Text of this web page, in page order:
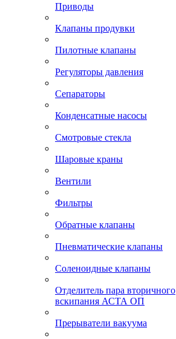
Приводы
Клапаны продувки
Пилотные клапаны
Регуляторы давления
Сепараторы
Конденсатные насосы
Смотровые стекла
Шаровые краны
Вентили
Фильтры
Обратные клапаны
Пневматические клапаны
Соленоидные клапаны
Отделитель пара вторичного
вскипания АСТА ОП
Прерыватели вакуума